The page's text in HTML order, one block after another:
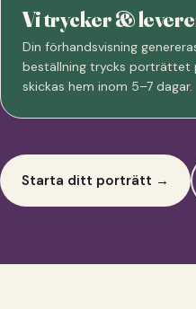
Vi trycker &
Din förhandsvisning
beställning trycks porträttet
skickas hem inom 5–7 dagar.
Starta ditt porträtt →